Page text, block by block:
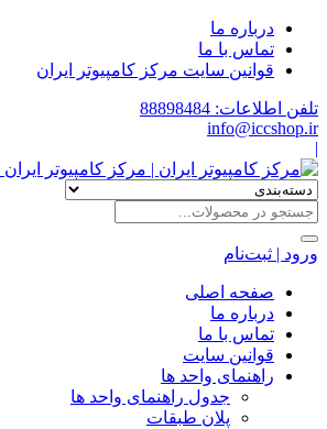
درباره ما
تماس با ما
قوانین سایت مرکز کامپیوتر ایران
تلفن اطلاعات: 88898484
info@iccshop.ir
|
ورود | ثبت‌نام
صفحه اصلی
درباره ما
تماس با ما
قوانین سایت
راهنمای واحد ها
جدول راهنمای واحد ها
پلان طبقات